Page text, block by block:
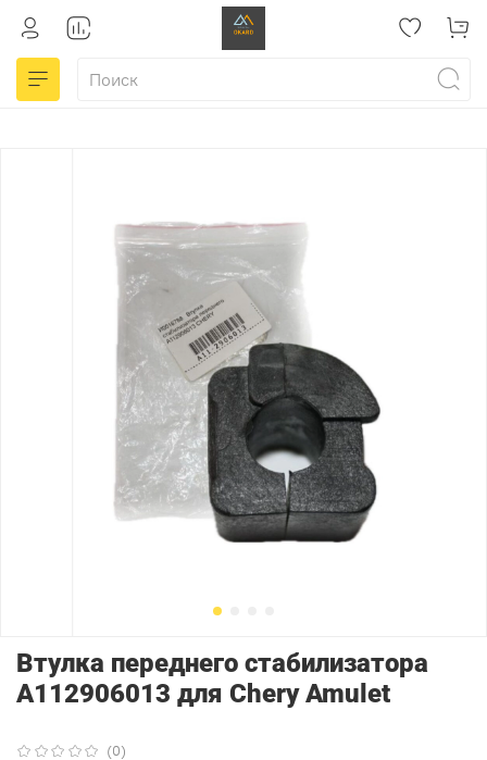
(0)
Втулка переднего стабилизатора
A112906013 для Chery Amulet